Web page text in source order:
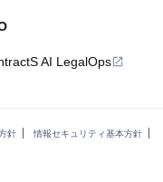
AI LegalOps
針 情報セキュリティ基本方針